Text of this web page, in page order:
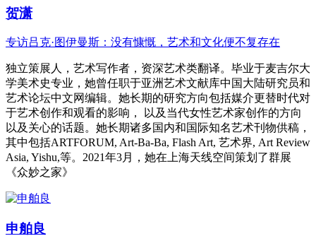
贺潇
专访吕克·图伊曼斯：没有慷慨，艺术和文化便不复存在
独立策展人，艺术写作者，资深艺术类翻译。毕业于麦吉尔大
学美术史专业，她曾任职于亚洲艺术文献库中国大陆研究员和
艺术论坛中文网编辑。她长期的研究方向包括媒介更替时代对
于艺术创作和观看的影响， 以及当代女性艺术家创作的方向
以及关心的话题。她长期诸多国内和国际知名艺术刊物供稿，
其中包括ARTFORUM, Art-Ba-Ba, Flash Art, 艺术界, Art Review
Asia, Yishu,等。2021年3月，她在上海天线空间策划了群展
《众妙之家》
申舶良